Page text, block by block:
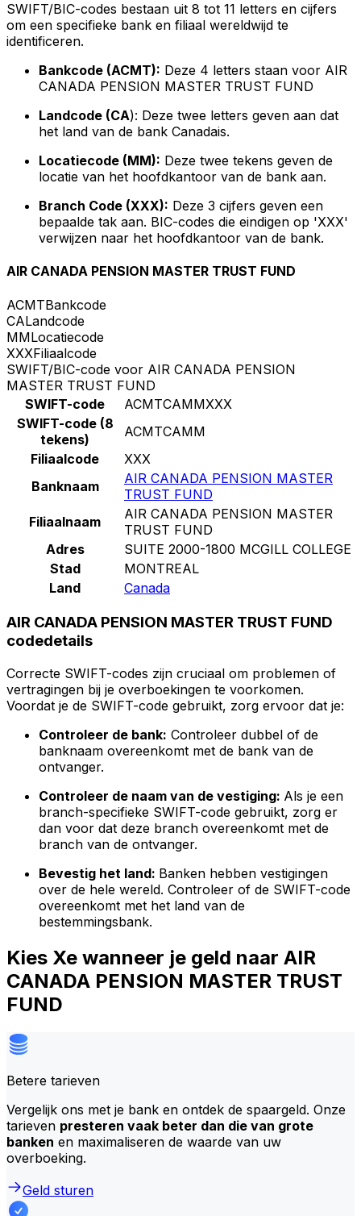
SWIFT/BIC-codes bestaan uit 8 tot 11 letters en cijfers
om een specifieke bank en filiaal wereldwijd te
identificeren.
Bankcode (ACMT): Deze 4 letters staan voor AIR
CANADA PENSION MASTER TRUST FUND
Landcode (CA): Deze twee letters geven aan dat
het land van de bank Canadais.
Locatiecode (MM): Deze twee tekens geven de
locatie van het hoofdkantoor van de bank aan.
Branch Code (XXX): Deze 3 cijfers geven een
bepaalde tak aan. BIC-codes die eindigen op 'XXX'
verwijzen naar het hoofdkantoor van de bank.
AIR CANADA PENSION MASTER TRUST FUND
ACMTBankcode
CALandcode
MMLocatiecode
XXXFiliaalcode
SWIFT/BIC-code voor AIR CANADA PENSION
MASTER TRUST FUND
SWIFT-code
ACMTCAMMXXX
SWIFT-code (8
tekens)
ACMTCAMM
Filiaalcode
XXX
Banknaam
AIR CANADA PENSION MASTER
TRUST FUND
Filiaalnaam
AIR CANADA PENSION MASTER
TRUST FUND
Adres
SUITE 2000-1800 MCGILL COLLEGE
Stad
MONTREAL
Land
Canada
AIR CANADA PENSION MASTER TRUST FUND
codedetails
Correcte SWIFT-codes zijn cruciaal om problemen of
vertragingen bij je overboekingen te voorkomen.
Voordat je de SWIFT-code gebruikt, zorg ervoor dat je:
Controleer de bank: Controleer dubbel of de
banknaam overeenkomt met de bank van de
ontvanger.
Controleer de naam van de vestiging: Als je een
branch-specifieke SWIFT-code gebruikt, zorg er
dan voor dat deze branch overeenkomt met de
branch van de ontvanger.
Bevestig het land: Banken hebben vestigingen
over de hele wereld. Controleer of de SWIFT-code
overeenkomt met het land van de
bestemmingsbank.
Kies Xe wanneer je geld naar AIR
CANADA PENSION MASTER TRUST
FUND
Betere tarieven
Vergelijk ons met je bank en ontdek de spaargeld. Onze
tarieven presteren vaak beter dan die van grote
banken en maximaliseren de waarde van uw
overboeking.
Geld sturen